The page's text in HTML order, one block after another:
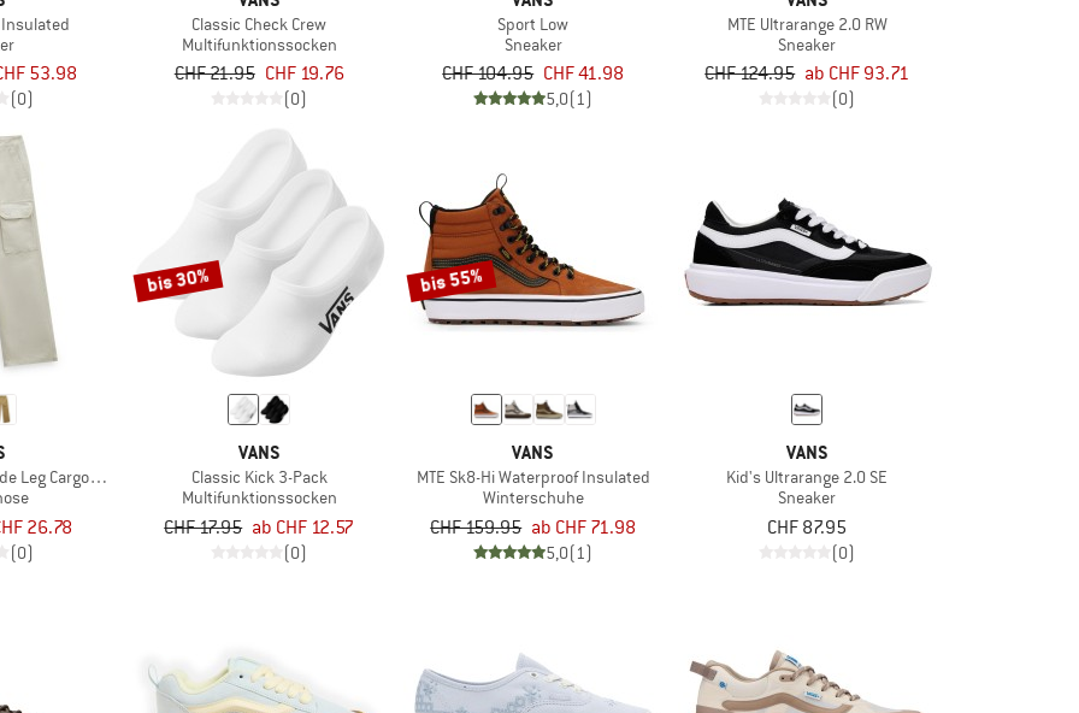
Insulated
53.98
(0)
Classic Check Crew
Multifunktionssocken
CHF 21.95 CHF 19.76
(0)
Sport Low
Sneaker
CHF 104.95 CHF 41.98
5,0(1)
MTE Ultrarange 2.0 RW
Sneaker
CHF 124.95 ab CHF 93.71
(0)
Leg Cargo Pant
26.78
(0)
bis 30%
VANS
Classic Kick 3-Pack
Multifunktionssocken
CHF 17.95 ab CHF 12.57
(0)
bis 55%
VANS
MTE Sk8-Hi Waterproof Insulated
Winterschuhe
CHF 159.95 ab CHF 71.98
5,0(1)
VANS
Kid's Ultrarange 2.0 SE
Sneaker
CHF 87.95
(0)